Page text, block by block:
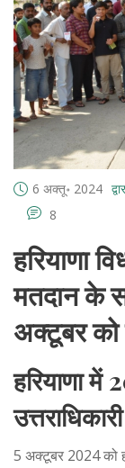
6 अक्तू॰ 2024
8
हरियाणा
मतदान के
अक्टूबर को
हरियाणा में
5 अक्टूबर 2024 को